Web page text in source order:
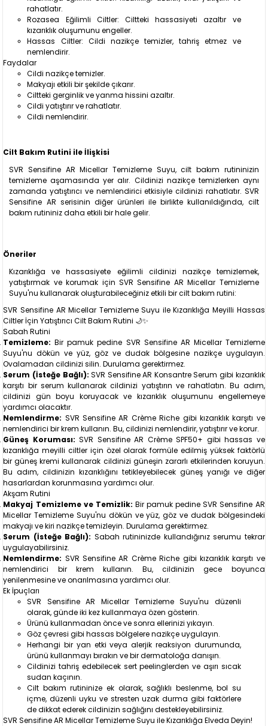
rahatlatır.
Rozasea Eğilimli Ciltler: Ciltteki hassasiyeti azaltır ve
kızarıklık oluşumunu engeller.
Hassas Ciltler: Cildi nazikçe temizler, tahriş etmez ve
nemlendirir.
Faydalar
Cildi nazikçe temizler.
Makyajı etkili bir şekilde çıkarır.
Ciltteki gerginlik ve yanma hissini azaltır.
Cildi yatıştırır ve rahatlatır.
Cildi nemlendirir.
Cilt Bakım Rutini ile İlişkisi
SVR Sensifine AR Micellar Temizleme Suyu, cilt bakım rutininizin
temizleme aşamasında yer alır. Cildinizi nazikçe temizlerken aynı
zamanda yatıştırıcı ve nemlendirici etkisiyle cildinizi rahatlatır. SVR
Sensifine AR serisinin diğer ürünleri ile birlikte kullanıldığında, cilt
bakım rutininiz daha etkili bir hale gelir.
Öneriler
Kızarıklığa ve hassasiyete eğilimli cildinizi nazikçe temizlemek,
yatıştırmak ve korumak için SVR Sensifine AR Micellar Temizleme
Suyu'nu kullanarak oluşturabileceğiniz etkili bir cilt bakım rutini:
SVR Sensifine AR Micellar Temizleme Suyu ile Kızarıklığa Meyilli Hassas
Ciltler İçin Yatıştırıcı Cilt Bakım Rutini 🌙✨
Sabah Rutini
Temizleme: Bir pamuk pedine SVR Sensifine AR Micellar Temizleme
Suyu'nu dökün ve yüz, göz ve dudak bölgesine nazikçe uygulayın.
Ovalamadan cildinizi silin. Durulama gerektirmez.
Serum (İsteğe Bağlı): SVR Sensifine AR Konsantre Serum gibi kızarıklık
karşıtı bir serum kullanarak cildinizi yatıştırın ve rahatlatın. Bu adım,
cildinizi gün boyu koruyacak ve kızarıklık oluşumunu engellemeye
yardımcı olacaktır.
Nemlendirme: SVR Sensifine AR Crème Riche gibi kızarıklık karşıtı ve
nemlendirici bir krem kullanın. Bu, cildinizi nemlendirir, yatıştırır ve korur.
Güneş Koruması: SVR Sensifine AR Crème SPF50+ gibi hassas ve
kızarıklığa meyilli ciltler için özel olarak formüle edilmiş yüksek faktörlü
bir güneş kremi kullanarak cildinizi güneşin zararlı etkilerinden koruyun.
Bu adım, cildinizin kızarıklığını tetikleyebilecek güneş yanığı ve diğer
hasarlardan korunmasına yardımcı olur.
Akşam Rutini
Makyaj Temizleme ve Temizlik: Bir pamuk pedine SVR Sensifine AR
Micellar Temizleme Suyu'nu dökün ve yüz, göz ve dudak bölgesindeki
makyajı ve kiri nazikçe temizleyin. Durulama gerektirmez.
Serum (İsteğe Bağlı): Sabah rutininizde kullandığınız serumu tekrar
uygulayabilirsiniz.
Nemlendirme: SVR Sensifine AR Crème Riche gibi kızarıklık karşıtı ve
nemlendirici bir krem kullanın. Bu, cildinizin gece boyunca
yenilenmesine ve onarılmasına yardımcı olur.
Ek İpuçları
SVR Sensifine AR Micellar Temizleme Suyu'nu düzenli
olarak, günde iki kez kullanmaya özen gösterin.
Ürünü kullanmadan önce ve sonra ellerinizi yıkayın.
Göz çevresi gibi hassas bölgelere nazikçe uygulayın.
Herhangi bir yan etki veya alerjik reaksiyon durumunda,
ürünü kullanmayı bırakın ve bir dermatoloğa danışın.
Cildinizi tahriş edebilecek sert peelinglerden ve aşırı sıcak
sudan kaçının.
Cilt bakım rutininize ek olarak, sağlıklı beslenme, bol su
içme, düzenli uyku ve stresten uzak durma gibi faktörlere
de dikkat ederek cildinizin sağlığını destekleyebilirsiniz.
SVR Sensifine AR Micellar Temizleme Suyu ile Kızarıklığa Elveda Deyin!